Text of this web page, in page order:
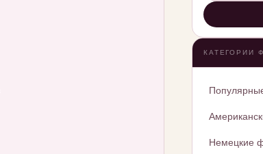
КАТЕГОРИИ
Немецкие